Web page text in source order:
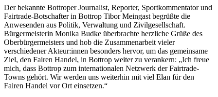
Der bekannte Bottroper Journalist, Reporter, Sportkommentator und
Fairtrade-Botschafter in Bottrop Tibor Meingast begrüßte die
Anwesenden aus Politik, Verwaltung und Zivilgesellschaft.
Bürgermeisterin Monika Budke überbrachte herzliche Grüße des
Oberbürgermeisters und hob die Zusammenarbeit vieler
verschiedener Akteur:innen besonders hervor, um das gemeinsame
Ziel, den Fairen Handel, in Bottrop weiter zu verankern: „Ich freue
mich, dass Bottrop zum internationalen Netzwerk der Fairtrade-
Towns gehört. Wir werden uns weiterhin mit viel Elan für den
Fairen Handel vor Ort einsetzen.“